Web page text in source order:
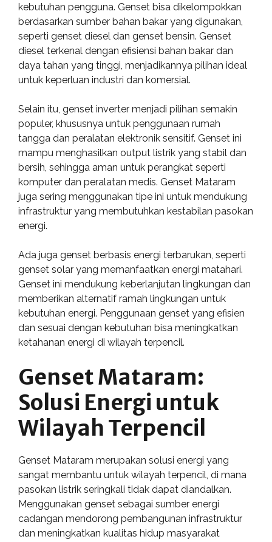
kebutuhan pengguna. Genset bisa dikelompokkan
berdasarkan sumber bahan bakar yang digunakan,
seperti genset diesel dan genset bensin. Genset
diesel terkenal dengan efisiensi bahan bakar dan
daya tahan yang tinggi, menjadikannya pilihan ideal
untuk keperluan industri dan komersial.
Selain itu, genset inverter menjadi pilihan semakin
populer, khususnya untuk penggunaan rumah
tangga dan peralatan elektronik sensitif. Genset ini
mampu menghasilkan output listrik yang stabil dan
bersih, sehingga aman untuk perangkat seperti
komputer dan peralatan medis. Genset Mataram
juga sering menggunakan tipe ini untuk mendukung
infrastruktur yang membutuhkan kestabilan pasokan
energi.
Ada juga genset berbasis energi terbarukan, seperti
genset solar yang memanfaatkan energi matahari.
Genset ini mendukung keberlanjutan lingkungan dan
memberikan alternatif ramah lingkungan untuk
kebutuhan energi. Penggunaan genset yang efisien
dan sesuai dengan kebutuhan bisa meningkatkan
ketahanan energi di wilayah terpencil.
Genset Mataram:
Solusi Energi untuk
Wilayah Terpencil
Genset Mataram merupakan solusi energi yang
sangat membantu untuk wilayah terpencil, di mana
pasokan listrik seringkali tidak dapat diandalkan.
Menggunakan genset sebagai sumber energi
cadangan mendorong pembangunan infrastruktur
dan meningkatkan kualitas hidup masyarakat